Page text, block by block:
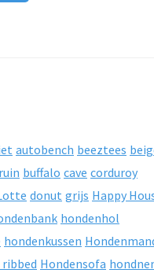
autobench beeztees
buffalo cave corduroy
donut grijs Happy
hondenhol
hondenkussen
Hondensofa